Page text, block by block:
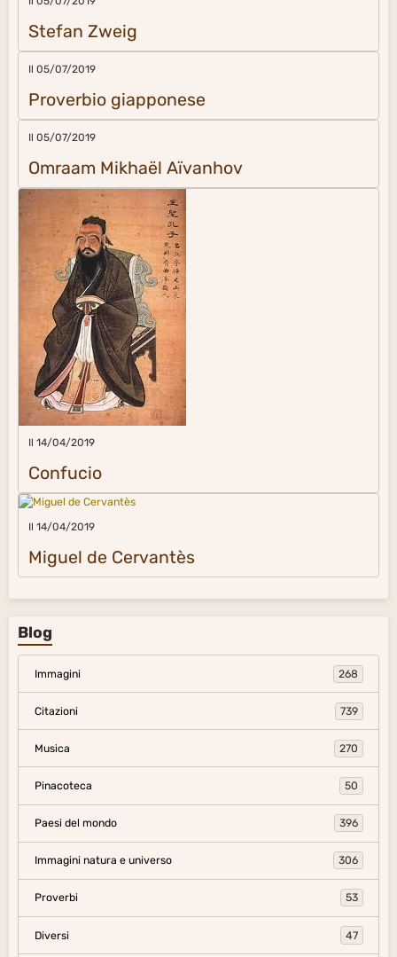
Stefan Zweig
Il 05/07/2019
Proverbio giapponese
Il 05/07/2019
Omraam Mikhaël Aïvanhov
Il 14/04/2019
Confucio
Il 14/04/2019
Miguel de Cervantès
Blog
Immagini 268
Citazioni 739
Musica 270
Pinacoteca 50
Paesi del mondo 396
Immagini natura e universo 306
Proverbi 53
Diversi 47